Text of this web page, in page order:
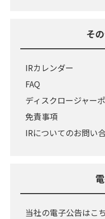
そ
IRカレンダー
FAQ
ディスクロージャー
免責事項
IRについてのお問い
当社の電子公告はこ